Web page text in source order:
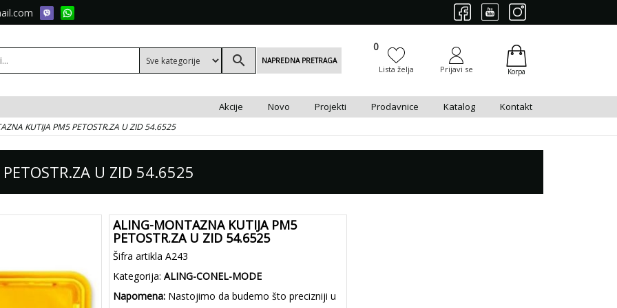
search NAPREDNA PRETRAGA
0
Lista želja Prijavi se Korpa
Akcije Novo Projekti Prodavnice Katalog Kontakt
KUTIJA PM5 PETOSTR.ZA U ZID 54.6525
U ZID 54.6525
ALING-MONTAZNA KUTIJA PM5
PETOSTR.ZA U ZID 54.6525
Šifra artikla A243
Kategorija: ALING-CONEL-MODE
Napomena:Nastojimo da budemo što precizniji u